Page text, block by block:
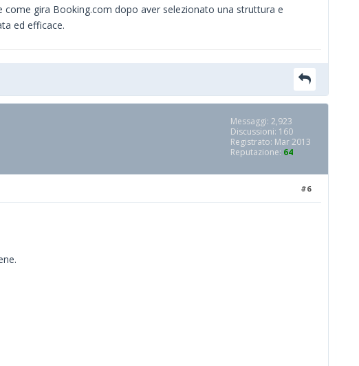
gira Booking.com dopo aver selezionato una struttura e
ed efficace.
Messaggi: 2,923
Discussioni: 160
Registrato: Mar 2013
Reputazione: 64
#6